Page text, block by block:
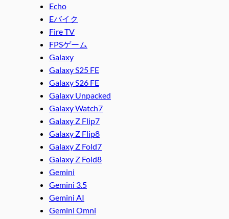
Echo
Eバイク
Fire TV
FPSゲーム
Galaxy
Galaxy S25 FE
Galaxy S26 FE
Galaxy Unpacked
Galaxy Watch7
Galaxy Z Flip7
Galaxy Z Flip8
Galaxy Z Fold7
Galaxy Z Fold8
Gemini
Gemini 3.5
Gemini AI
Gemini Omni